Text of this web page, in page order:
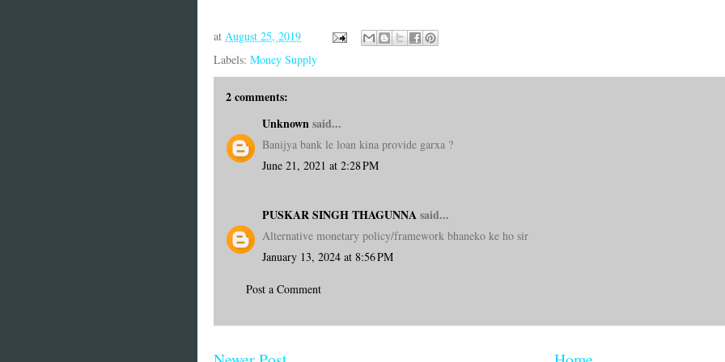
at August 25, 2019
Labels: Money Supply
2 comments:
Unknownsaid...
Banijya bank le loan kina provide garxa ?
June 21, 2021 at 2:28 PM
PUSKAR SINGH THAGUNNAsaid...
Alternative monetary policy/framework bhaneko ke ho sir
January 13, 2024 at 8:56 PM
Post a Comment